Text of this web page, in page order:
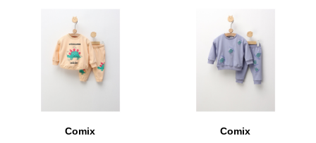
5
Comix
6
Comix